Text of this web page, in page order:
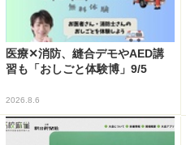
医療✕消防、縫合デモやAED講
習も「おしごと体験博」9/5
2026.8.6